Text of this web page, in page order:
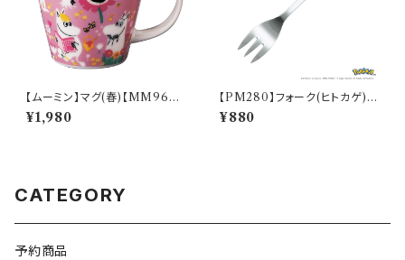
【ムーミン】マグ(春)【MM960
0】MM9601-11
¥1,980
【PM280】フォーク(ヒトカゲ)
【Daily Sketch】PM282-851
¥880
CATEGORY
予約商品